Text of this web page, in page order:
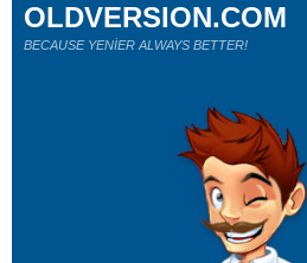
OLDVERSION.COM
BECAUSE YENİER ALWAYS BETTER!